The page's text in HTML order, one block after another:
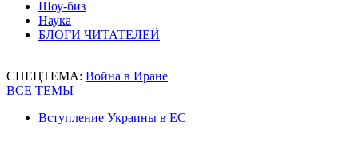
Шоу-биз
Наука
БЛОГИ ЧИТАТЕЛЕЙ
СПЕЦТЕМА: Война в Иране
ВСЕ ТЕМЫ
Вступление Украины в ЕС